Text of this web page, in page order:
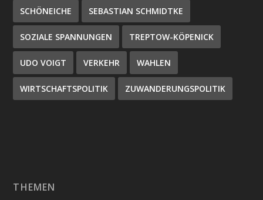
SCHÖNEICHE SEBASTIAN SCHMIDTKE
SOZIALE SPANNUNGEN TREPTOW-KÖPENICK
UDO VOIGT VERKEHR WAHLEN
WIRTSCHAFTSPOLITIK ZUWANDERUNGSPOLITIK
THEMEN